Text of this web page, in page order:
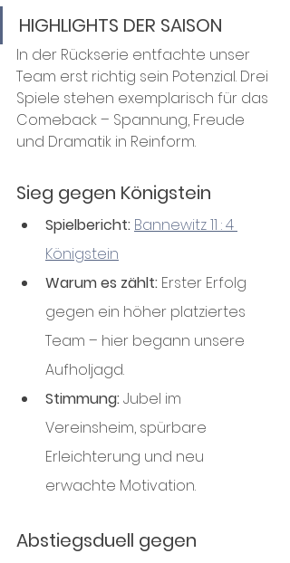
HIGHLIGHTS DER SAISON
In der Rückserie entfachte unser
Team erst richtig sein Potenzial. Drei
Spiele stehen exemplarisch für das
Comeback – Spannung, Freude
und Dramatik in Reinform.
Sieg gegen Königstein
Spielbericht: Bannewitz 11 : 4
Königstein
Warum es zählt: Erster Erfolg
gegen ein höher platziertes
Team – hier begann unsere
Aufholjagd.
Stimmung: Jubel im
Vereinsheim, spürbare
Erleichterung und neu
erwachte Motivation.
Abstiegsduell gegen